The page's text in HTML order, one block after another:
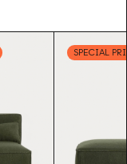
SPECIAL